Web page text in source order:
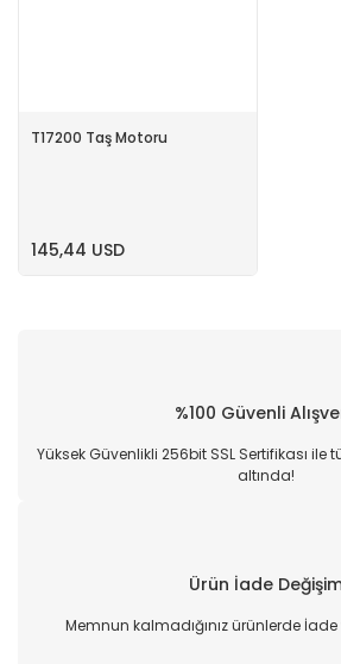
T17200 Taş Motoru
145,44 USD
%100 Güvenli
Yüksek Güvenlikli 256bit SSL Sertifikası
altında!
Ürün İade
Memnun kalmadığınız ürünlerde